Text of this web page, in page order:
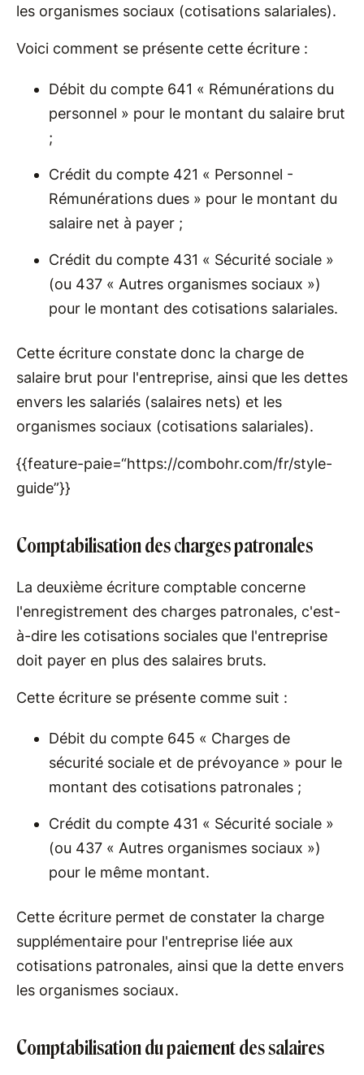
les organismes sociaux (cotisations salariales).
Voici comment se présente cette écriture :
Débit du compte 641 « Rémunérations du
personnel » pour le montant du salaire brut
;
Crédit du compte 421 « Personnel -
Rémunérations dues » pour le montant du
salaire net à payer ;
Crédit du compte 431 « Sécurité sociale »
(ou 437 « Autres organismes sociaux »)
pour le montant des cotisations salariales.
Cette écriture constate donc la charge de
salaire brut pour l'entreprise, ainsi que les dettes
envers les salariés (salaires nets) et les
organismes sociaux (cotisations salariales).
{{feature-paie=“https://combohr.com/fr/style-
guide”}}
Comptabilisation des charges patronales
La deuxième écriture comptable concerne
l'enregistrement des charges patronales, c'est-
à-dire les cotisations sociales que l'entreprise
doit payer en plus des salaires bruts.
Cette écriture se présente comme suit :
Débit du compte 645 « Charges de
sécurité sociale et de prévoyance » pour le
montant des cotisations patronales ;
Crédit du compte 431 « Sécurité sociale »
(ou 437 « Autres organismes sociaux »)
pour le même montant.
Cette écriture permet de constater la charge
supplémentaire pour l'entreprise liée aux
cotisations patronales, ainsi que la dette envers
les organismes sociaux.
Comptabilisation du paiement des salaires